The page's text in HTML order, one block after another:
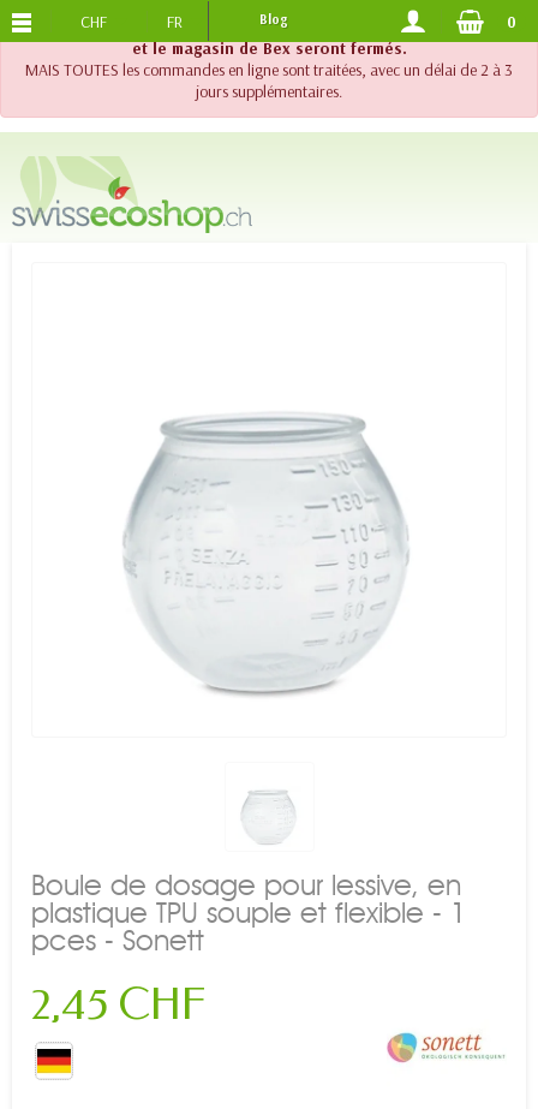
!! Important !! Jusqu'au 20 août 2026, le support téléphonique
et le magasin de Bex seront fermés.
MAIS TOUTES les commandes en ligne sont traitées, avec un délai de 2 à 3
jours supplémentaires.
PORTS OFFERTS DES 120.-
CHF FR Blog 0
Boule de dosage pour lessive, en
plastique TPU souple et flexible - 1
pces - Sonett
2,45 CHF